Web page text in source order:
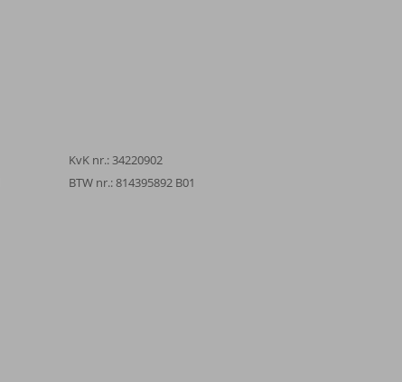
KvK nr.: 34220902
BTW nr.: 814395892 B01